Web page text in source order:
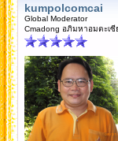
kumpolcomcai
Global Moderator
Cmadong อภิมหาอมตะเซี